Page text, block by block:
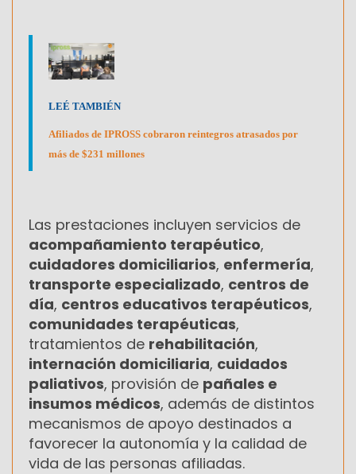
LEÉ TAMBIÉN
Afiliados de IPROSS cobraron reintegros atrasados por
más de $231 millones
Las prestaciones incluyen servicios de
acompañamiento terapéutico,
cuidadores domiciliarios, enfermería,
transporte especializado, centros de
día, centros educativos terapéuticos,
comunidades terapéuticas,
tratamientos de rehabilitación,
internación domiciliaria, cuidados
paliativos, provisión de pañales e
insumos médicos, además de distintos
mecanismos de apoyo destinados a
favorecer la autonomía y la calidad de
vida de las personas afiliadas.